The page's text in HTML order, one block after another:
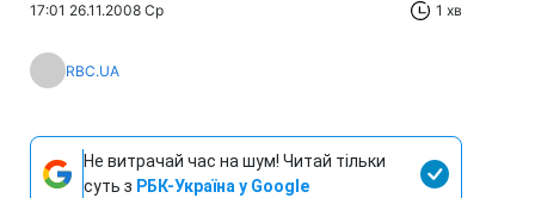
17:01 26.11.2008 Ср 1 хв
RBC.UA
Не витрачай час на шум! Читай тільки
суть з РБК-Україна у Google